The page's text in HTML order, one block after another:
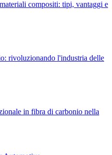
compositi: tipi, vantaggi e
rivoluzionando l'industria delle
in fibra di carbonio nella